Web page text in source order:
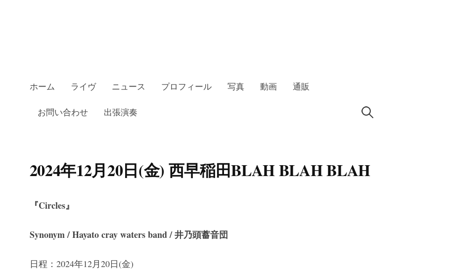
ホーム ライヴ ニュース プロフィール 写真 動画 通販
お問い合わせ 出張演奏 検
2024年12月20日(金) 西早稲田BLAH BLAH BLAH
『Circles』
Synonym / Hayato cray waters band / 井乃頭蓄音団
日程：2024年12月20日(金)